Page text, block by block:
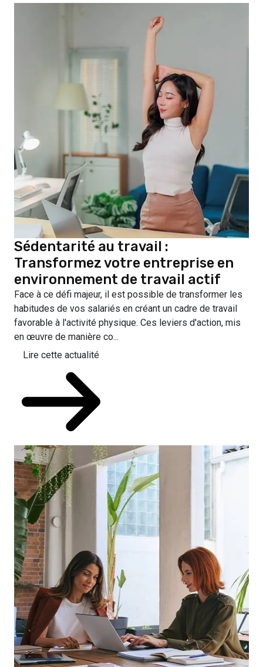
Sédentarité au travail :
Transformez votre entreprise en
environnement de travail actif
Face à ce défi majeur, il est possible de transformer les
habitudes de vos salariés en créant un cadre de travail
favorable à l'activité physique. Ces leviers d'action, mis
en œuvre de manière co...
Lire cette actualité